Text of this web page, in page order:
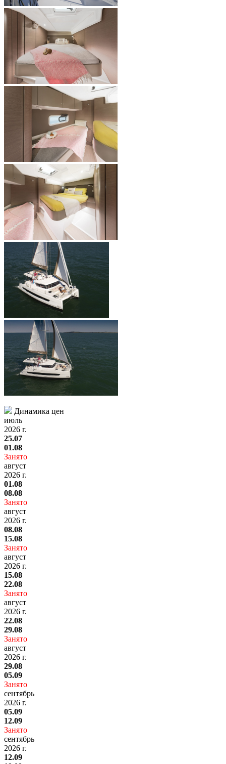
Динамика цен
июль
2026 г.
25.07
01.08
Занято
август
2026 г.
01.08
08.08
Занято
август
2026 г.
08.08
15.08
Занято
август
2026 г.
15.08
22.08
Занято
август
2026 г.
22.08
29.08
Занято
август
2026 г.
29.08
05.09
Занято
сентябрь
2026 г.
05.09
12.09
Занято
сентябрь
2026 г.
12.09